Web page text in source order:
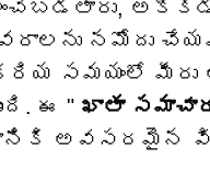
అక్కడ
నమోదు
సమయంలో మీరు
ఈ " ఖాతా
అవసరమైన